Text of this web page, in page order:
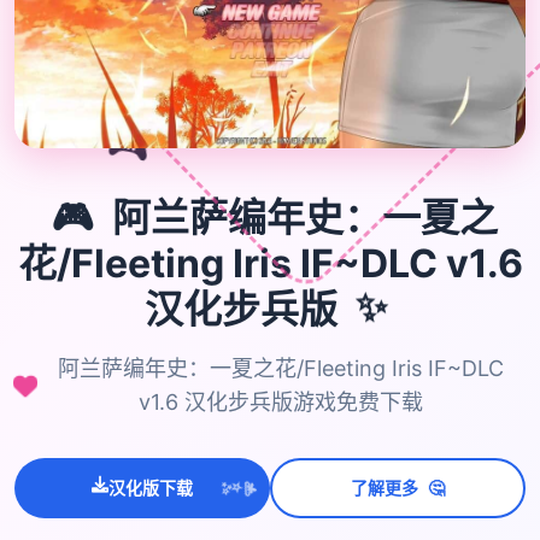
🎮
🎮 阿兰萨编年史：一夏之
花/Fleeting Iris IF~DLC v1.6
汉化步兵版 ✨
阿兰萨编年史：一夏之花/Fleeting Iris IF~DLC
v1.6 汉化步兵版游戏免费下载
汉化版下载 ✨
⭐💫 了解更多 🤔